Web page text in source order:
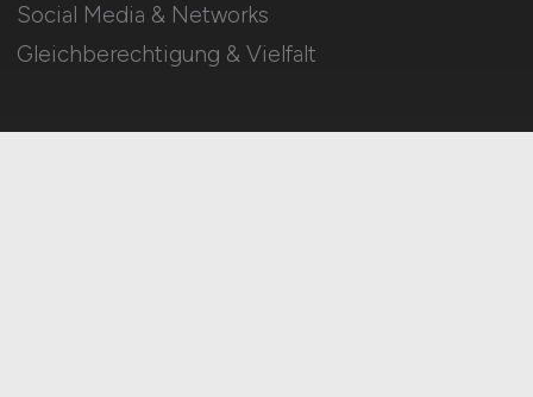
Social Media & Networks
Gleichberechtigung & Vielfalt